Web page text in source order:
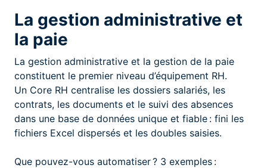
La gestion administrative et
la paie
La gestion administrative et la gestion de la paie
constituent le premier niveau d’équipement RH.
Un Core RH centralise les dossiers salariés, les
contrats, les documents et le suivi des absences
dans une base de données unique et fiable : fini les
fichiers Excel dispersés et les doubles saisies.
Que pouvez-vous automatiser ? 3 exemples :